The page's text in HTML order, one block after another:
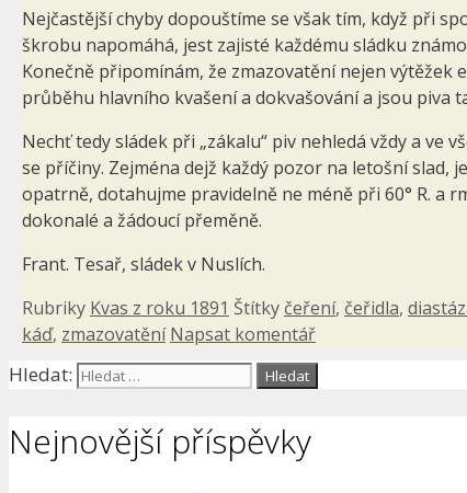
Nejčastější chyby dopouštíme se však tím, když při
škrobu napomáhá, jest zajisté každému sládku
Konečně připomínám, že zmazovatění nejen
průběhu hlavního kvašení a dokvašování a jsou piva
Nechť tedy sládek při „zákalu“ piv nehledá vždy a ve
se příčiny. Zejména dejž každý pozor na letošní slad,
opatrně, dotahujme pravidelně ne méně při 60° R. a
dokonalé a žádoucí přeměně.
Frant. Tesař, sládek v Nuslích.
Rubriky Kvas z roku 1891 Štítky čeření, čeřidla,
káď, zmazovatění Napsat komentář
Hledat:
Nejnovější příspěvky